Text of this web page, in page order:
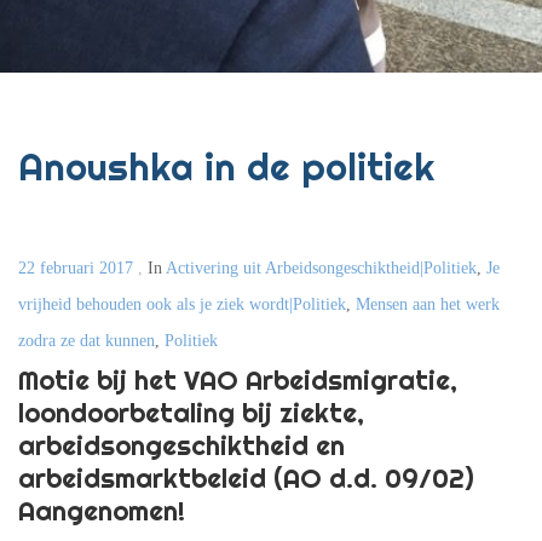
Anoushka in de politiek
22 februari 2017 , In Activering uit Arbeidsongeschiktheid|Politiek, Je
vrijheid behouden ook als je ziek wordt|Politiek, Mensen aan het werk
zodra ze dat kunnen, Politiek
Motie bij het VAO Arbeidsmigratie,
loondoorbetaling bij ziekte,
arbeidsongeschiktheid en
arbeidsmarktbeleid (AO d.d. 09/02)
Aangenomen!